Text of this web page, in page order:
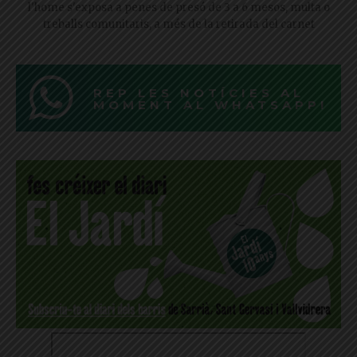
l'home s'exposa a penes de presó de 3 a 6 mesos, multa o
treballs comunitaris, a més de la retirada del carnet
REP LES NOTÍCIES AL
MOMENT AL WHATSAPP!